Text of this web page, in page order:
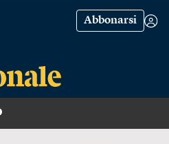
Abbonarsi